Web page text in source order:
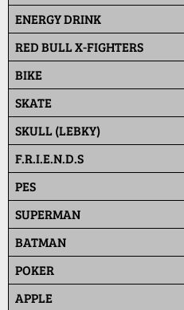
ENERGY DRINK
RED BULL X-FIGHTERS
BIKE
SKATE
SKULL (LEBKY)
F.R.I.E.N.D.S
PES
SUPERMAN
BATMAN
POKER
APPLE